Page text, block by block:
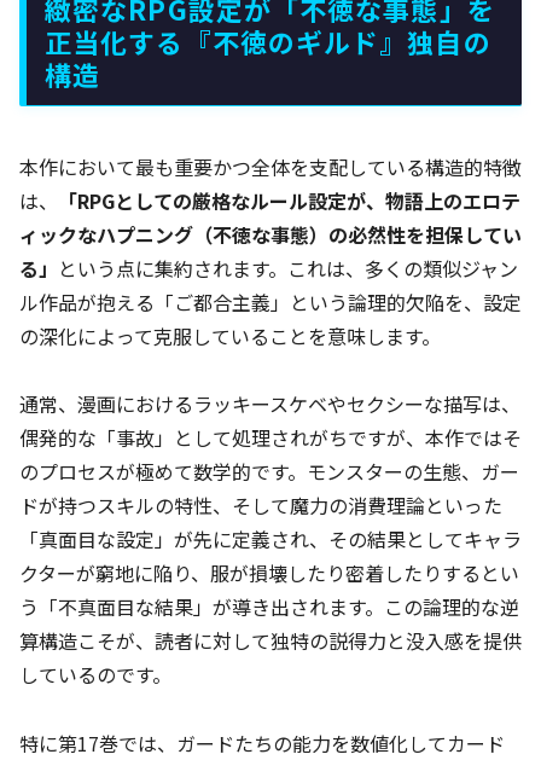
緻密なRPG設定が「不徳な事態」を
正当化する『不徳のギルド』独自の
構造
本作において最も重要かつ全体を支配している構造的特徴
は、
「RPGとしての厳格なルール設定が、物語上のエロテ
ィックなハプニング（不徳な事態）の必然性を担保してい
る」 という点に集約されます。これは、多くの類似ジャン
ル作品が抱える「ご都合主義」という論理的欠陥を、設定
の深化によって克服していることを意味します。
通常、漫画におけるラッキースケベやセクシーな描写は、
偶発的な「事故」として処理されがちですが、本作ではそ
のプロセスが極めて数学的です。モンスターの生態、ガー
ドが持つスキルの特性、そして魔力の消費理論といった
「真面目な設定」が先に定義され、その結果としてキャラ
クターが窮地に陥り、服が損壊したり密着したりするとい
う「不真面目な結果」が導き出されます。この論理的な逆
算構造こそが、読者に対して独特の説得力と没入感を提供
しているのです。
特に第17巻では、ガードたちの能力を数値化してカード